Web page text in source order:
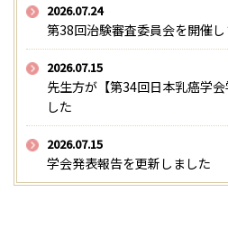
2026.07.24
第38回治験審査委員会を開催し
2026.07.15
先生方が【第34回日本乳癌学
した
2026.07.15
学会発表報告を更新しました